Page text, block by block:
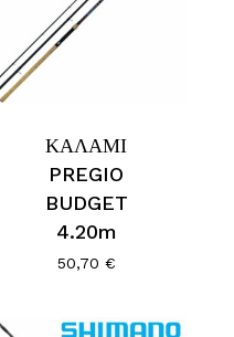
ΚΑΛΑΜΙ
PREGIO
BUDGET
4.20m
50,70 €